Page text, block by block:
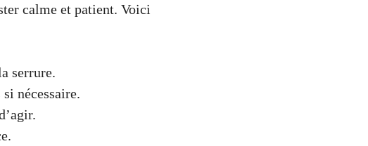
calme et patient. Voici
serrure.
nécessaire.